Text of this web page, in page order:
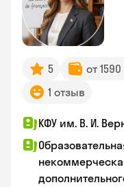
5 от
1 отзыв
КФУ им. В. И.